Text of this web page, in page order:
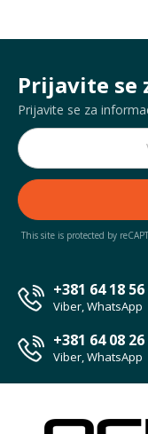
Prijavite se
Prijavite se za
This site is protected by
+381 64 18
Viber, WhatsApp
+381 64 08
Viber, WhatsApp